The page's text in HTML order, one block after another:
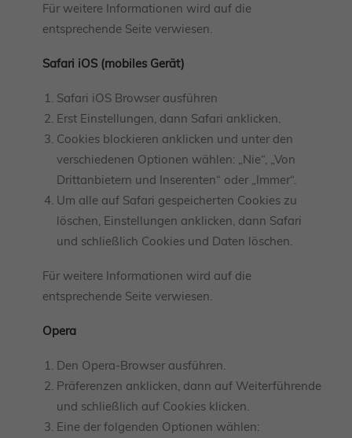
Für weitere Informationen wird auf die
entsprechende Seite verwiesen.
Safari iOS (mobiles Gerät)
Safari iOS Browser ausführen
Erst Einstellungen, dann Safari anklicken.
Cookies blockieren anklicken und unter den
verschiedenen Optionen wählen: „Nie“, „Von
Drittanbietern und Inserenten“ oder „Immer“.
Um alle auf Safari gespeicherten Cookies zu
löschen, Einstellungen anklicken, dann Safari
und schließlich Cookies und Daten löschen.
Für weitere Informationen wird auf die
entsprechende Seite verwiesen.
Opera
Den Opera-Browser ausführen.
Präferenzen anklicken, dann auf Weiterführende
und schließlich auf Cookies klicken.
Eine der folgenden Optionen wählen: